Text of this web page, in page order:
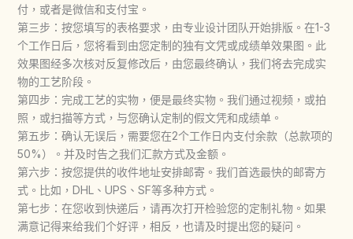
付，或者是微信和支付宝。
第三步：按您填写的表格要求，由专业设计团队开始排版。在1-3
个工作日后，您将看到由您定制的独有文凭或成绩单效果图。此
效果图经多次核对反复修改后，由您最终确认，我们将去完成实
物的工艺阶段。
第四步：完成工艺的实物，便是最终实物。我们通过视频，或拍
照，或扫描等方式，与您确认定制的假文凭和成绩单。
第五步：确认无误后，需要您在2个工作日内支付余款（总款项的
50%）。并及时告之我们汇款方式及金额。
第六步：按您提供的收件地址安排邮寄。我们首选最快的邮寄方
式。比如，DHL、UPS、SF等多种方式。
第七步：在您收到快递后，请再次打开检验您的定制礼物。如果
满意记得来给我们个好评，相反，也请及时提出您的疑问。